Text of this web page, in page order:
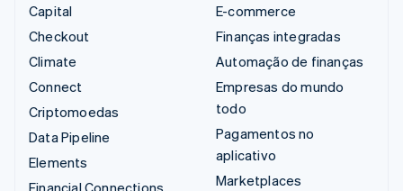
Capital
Checkout
Climate
Connect
Criptomoedas
Data Pipeline
Elements
Financial Connections
E-commerce
Finanças integradas
Automação de finanças
Empresas do mundo
todo
Pagamentos no
aplicativo
Marketplaces